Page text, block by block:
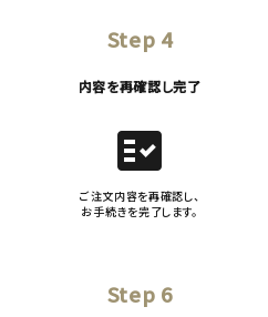
Step 4
内容を再確認し完了
fact_check
ご注文内容を再確認し、
お手続きを完了します。
Step 6